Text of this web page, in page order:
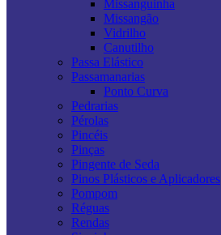
Missanguinha
Missangão
Vidrilho
Canutilho
Passa Elástico
Passamanarias
Ponto Curva
Pedrarias
Pérolas
Pincéis
Pinças
Pingente de Seda
Pinos Plásticos e Aplicadores
Pompom
Réguas
Rendas